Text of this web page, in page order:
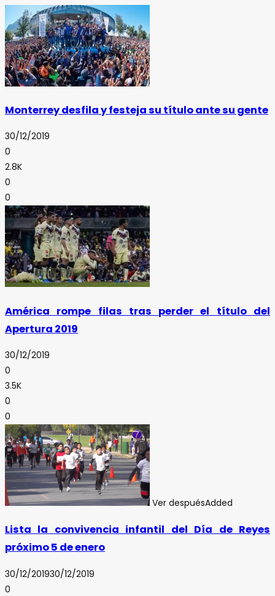
Monterrey desfila y festeja su título ante su gente
30/12/2019
0
2.8K
0
0
América rompe filas tras perder el título del
Apertura 2019
30/12/2019
0
3.5K
0
0
Ver despuésAdded
Lista la convivencia infantil del Día de Reyes
próximo 5 de enero
30/12/201930/12/2019
0